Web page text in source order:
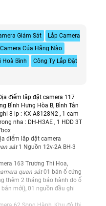
Giám Sát
Lắp Camera
Của Hãng Nào
Hoà Bình
Công Ty Lắp Đặt
điểm lăp đặt camera 117
Bình Hưng Hòa B, Bình Tân
8 ip : KX-A8128N2 , 1 cam
nha : DH-H3AE , 1 HDD 3T
điểm lăp đặt camera
sát 1 Nguồn 12v-2A BH-3
163 Trương Thi Hoa,
quan sát01 bán ổ cứng
thêm 2 tháng bảo hành do ổ
mới), 01 nguồn đầu ghi